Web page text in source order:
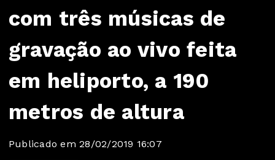
com três músicas de
gravação ao vivo feita
em heliporto, a 190
metros de altura
Publicado em 28/02/2019 16:07